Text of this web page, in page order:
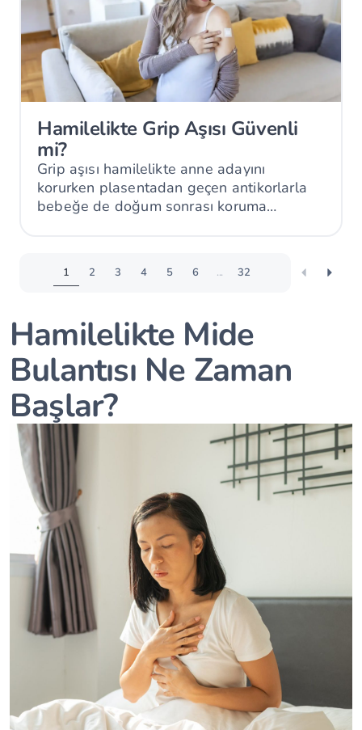
Hamilelikte Grip Aşısı Güvenli
mi?
Grip aşısı hamilelikte anne adayını
korurken plasentadan geçen antikorlarla
bebeğe de doğum sonrası koruma
1 2 3 4 5 6 ... 32
Hamilelikte Mide
Bulantısı Ne Zaman
Başlar?